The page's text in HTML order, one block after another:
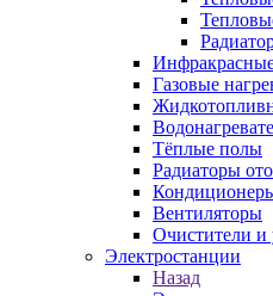
Инфракрасные
Газовые
Тёплые полы
Радиаторы
Вентиляторы
Очистители и
Электростанции
Назад